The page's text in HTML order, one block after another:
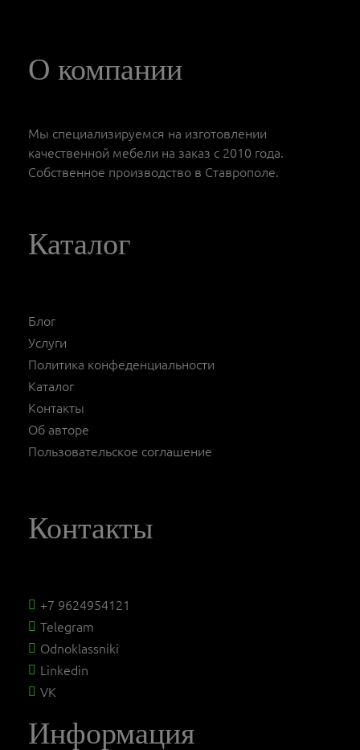
О компании
Мы специализируемся на изготовлении
качественной мебели на заказ с 2010 года.
Собственное производство в Ставрополе.
Каталог
Блог
Услуги
Политика конфеденциальности
Каталог
Контакты
Об авторе
Пользовательское соглашение
Контакты
+7 9624954121
Telegram
Odnoklassniki
Linkedin
VK
Информация